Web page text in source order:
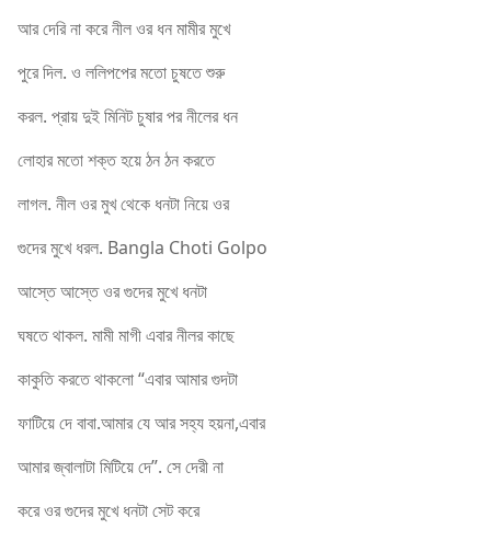
আর দেরি না করে নীল ওর ধন মামীর মুখে
পুরে দিল. ও ললিপপের মতো চুষতে শুরু
করল. প্রায় দুই মিনিট চুষার পর নীলের ধন
লোহার মতো শক্ত হয়ে ঠন ঠন করতে
লাগল. নীল ওর মুখ থেকে ধনটা নিয়ে ওর
গুদের মুখে ধরল. Bangla Choti Golpo
আস্তে আস্তে ওর গুদের মুখে ধনটা
ঘষতে থাকল. মামী মাগী এবার নীলর কাছে
কাকুতি করতে থাকলো “এবার আমার গুদটা
ফাটিয়ে দে বাবা.আমার যে আর সহ্য হয়না,এবার
আমার জ্বালাটা মিটিয়ে দে”. সে দেরী না
করে ওর গুদের মুখে ধনটা সেট করে